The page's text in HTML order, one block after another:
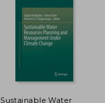
Sustainable Water